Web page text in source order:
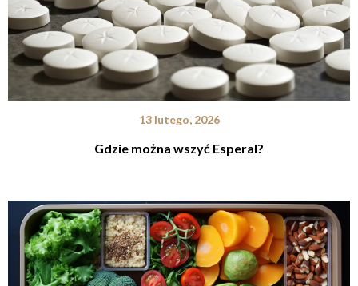
13 lutego, 2026
Gdzie można wszyć Esperal?